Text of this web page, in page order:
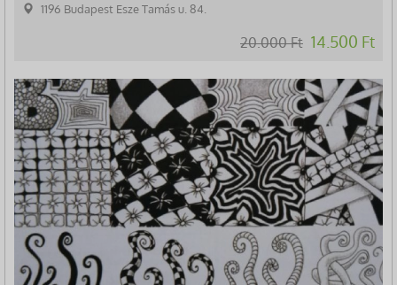
1196 Budapest Esze Tamás u. 84.
20.000 Ft 14.500 Ft
-30%